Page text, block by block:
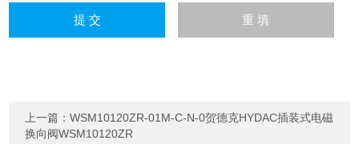
上一篇：WSM10120ZR-01M-C-N-0贺德克HYDAC插装式电磁
换向阀WSM10120ZR